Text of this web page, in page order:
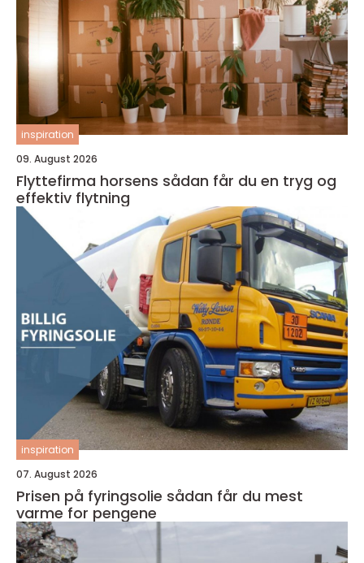
inspiration
09. August 2026
Flyttefirma horsens sådan får du en tryg og
effektiv flytning
inspiration
07. August 2026
Prisen på fyringsolie sådan får du mest
varme for pengene